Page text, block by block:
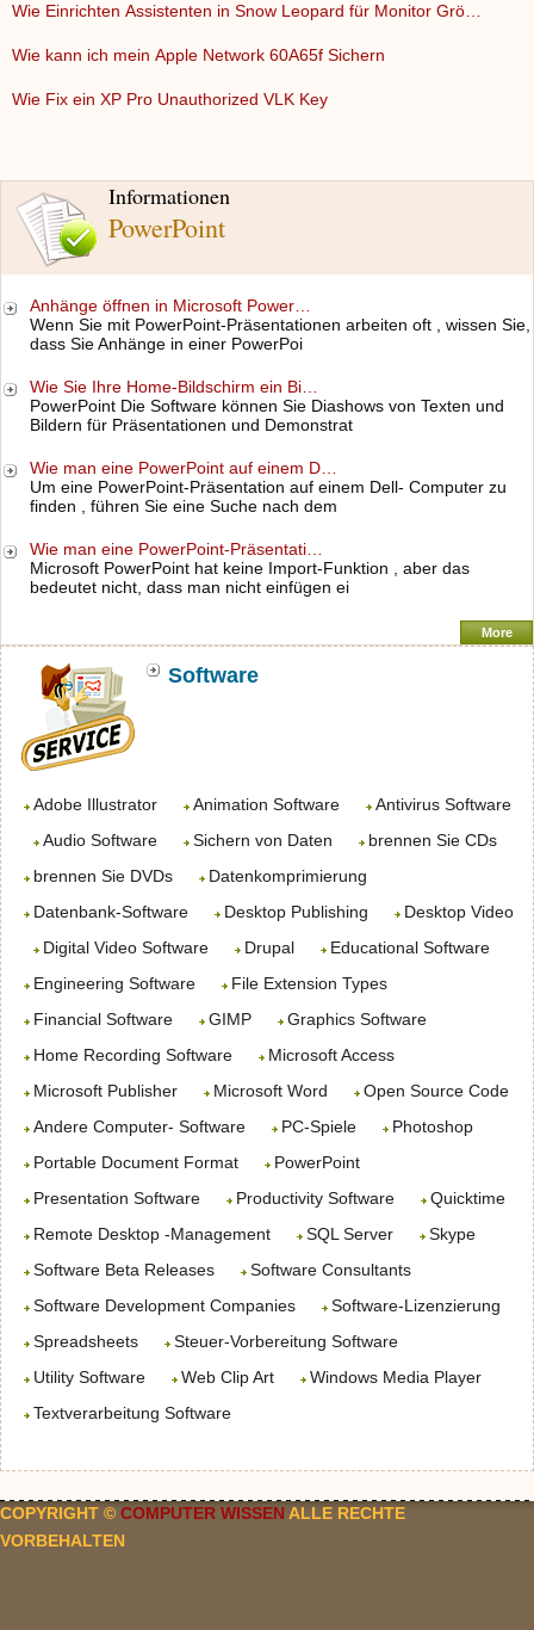
Informationen
PowerPoint
Anhänge öffnen in Microsoft Power…
Wenn Sie mit PowerPoint-Präsentationen arbeiten oft , wissen Sie,
dass Sie Anhänge in einer PowerPoi
Wie Sie Ihre Home-Bildschirm ein Bi…
PowerPoint Die Software können Sie Diashows von Texten und
Bildern für Präsentationen und Demonstrat
Wie man eine PowerPoint auf einem D…
Um eine PowerPoint-Präsentation auf einem Dell- Computer zu
finden , führen Sie eine Suche nach dem
Wie man eine PowerPoint-Präsentati…
Microsoft PowerPoint hat keine Import-Funktion , aber das
bedeutet nicht, dass man nicht einfügen ei
More
Software
Adobe Illustrator Animation Software
Antivirus Software
Audio Software
Sichern von Daten
brennen Sie CDs
brennen Sie DVDs
Datenkomprimierung
Datenbank-Software
Desktop Publishing
Desktop Video
Digital Video Software
Drupal
Educational Software
Engineering Software
File Extension Types
Financial Software
GIMP
Graphics Software
Home Recording Software
Microsoft Access
Microsoft Publisher
Microsoft Word
Open Source Code
Andere Computer- Software
PC-Spiele
Photoshop
Portable Document Format
PowerPoint
Presentation Software
Productivity Software
Quicktime
Remote Desktop -Management
SQL Server
Skype
Software Beta Releases
Software Consultants
Software Development Companies
Software-Lizenzierung
Spreadsheets
Steuer-Vorbereitung Software
Utility Software
Web Clip Art
Windows Media Player
Textverarbeitung Software
Wie Einrichten Assistenten in Snow Leopard für Monitor Grö…
Wie kann ich mein Apple Network 60A65f Sichern
Wie Fix ein XP Pro Unauthorized VLK Key
COPYRIGHT © COMPUTER WISSEN ALLE RECHTE
VORBEHALTEN